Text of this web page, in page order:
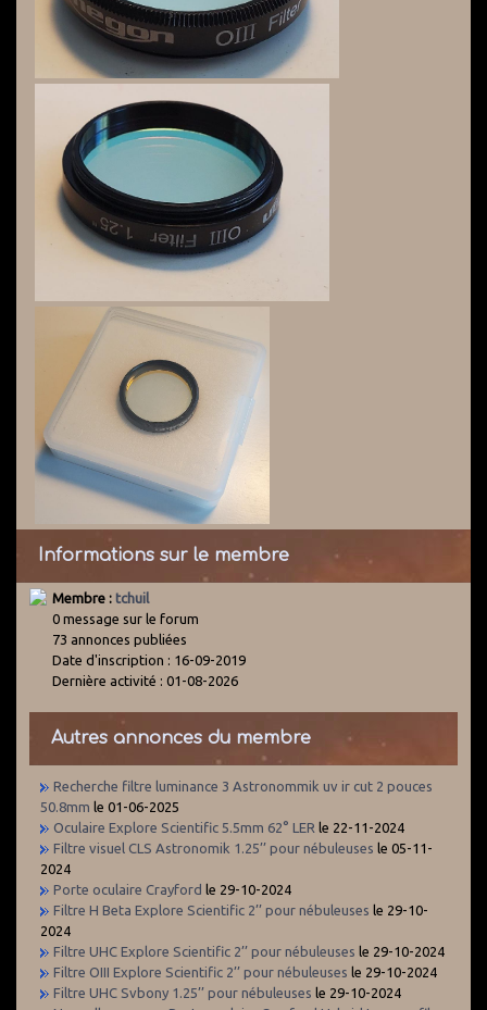
Informations sur le membre
Membre : tchuil
0 message sur le forum
73 annonces publiées
Date d'inscription : 16-09-2019
Dernière activité : 01-08-2026
Autres annonces du membre
Recherche filtre luminance 3 Astronommik uv ir cut 2 pouces
50.8mm le 01-06-2025
Oculaire Explore Scientific 5.5mm 62° LER le 22-11-2024
Filtre visuel CLS Astronomik 1.25’’ pour nébuleuses le 05-11-
2024
Porte oculaire Crayford le 29-10-2024
Filtre H Beta Explore Scientific 2’’ pour nébuleuses le 29-10-
2024
Filtre UHC Explore Scientific 2’’ pour nébuleuses le 29-10-2024
Filtre OIII Explore Scientific 2’’ pour nébuleuses le 29-10-2024
Filtre UHC Svbony 1.25’’ pour nébuleuses le 29-10-2024